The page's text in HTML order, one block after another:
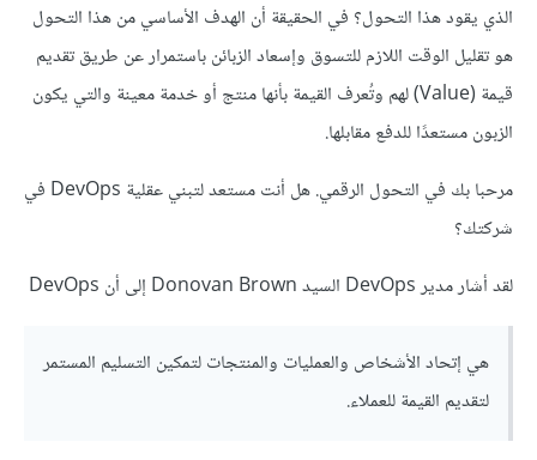
الذي يقود هذا التحول؟ في الحقيقة أن الهدف الأساسي من هذا التحول
هو تقليل الوقت اللازم للتسوق وإسعاد الزبائن باستمرار عن طريق تقديم
قيمة (Value) لهم وتُعرف القيمة بأنها منتج أو خدمة معينة والتي يكون
الزبون مستعدًا للدفع مقابلها.
مرحبا بك في التحول الرقمي. هل أنت مستعد لتبني عقلية DevOps في
شركتك؟
لقد أشار مدير DevOps السيد Donovan Brown إلى أن DevOps
هي إتحاد الأشخاص والعمليات والمنتجات لتمكين التسليم المستمر
لتقديم القيمة للعملاء.